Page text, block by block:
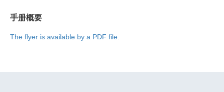
手册概要
The flyer is available by a PDF file.